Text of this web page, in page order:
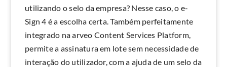
utilizando o selo da empresa? Nesse caso, o e-
Sign 4 é a escolha certa. Também perfeitamente
integrado na arveo Content Services Platform,
permite a assinatura em lote sem necessidade de
interação do utilizador, com a ajuda de um selo da